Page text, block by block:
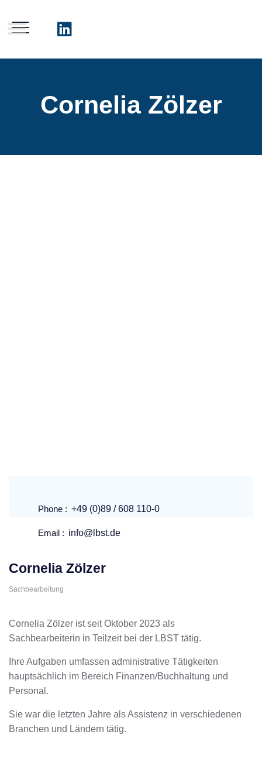
Cornelia Zölzer
Phone : +49 (0)89 / 608 110-0
Email : info@lbst.de
Cornelia Zölzer
Sachbearbeitung
Cornelia Zölzer ist seit Oktober 2023 als
Sachbearbeiterin in Teilzeit bei der LBST tätig.
Ihre Aufgaben umfassen administrative Tätigkeiten
hauptsächlich im Bereich Finanzen/Buchhaltung und
Personal.
Sie war die letzten Jahre als Assistenz in verschiedenen
Branchen und Ländern tätig.